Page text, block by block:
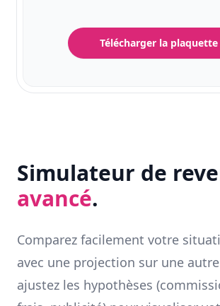
Télécharger la plaquette
Simulateur de
avancé.
Comparez facilement votre
avec une projection sur une
ajustez les hypothèses